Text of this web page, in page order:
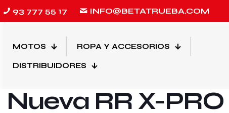
93 777 55 17 INFO@BETATRUEBA.COM
MOTOS ROPA Y ACCESORIOS
DISTRIBUIDORES
1 de junio de 2026
Nueva RR X-